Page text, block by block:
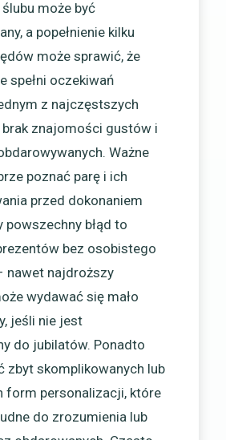
może być
a popełnienie kilku
może sprawić, że
spełni oczekiwań
z najczęstszych
brak znajomości gustów i
Ważne
poznać parę i ich
przed dokonaniem
powszechny błąd to
bez osobistego
nawet najdroższy
wydawać się mało
jeśli nie jest
do jubilatów. Ponadto
zbyt skomplikowanych lub
form personalizacji, które
do zrozumienia lub